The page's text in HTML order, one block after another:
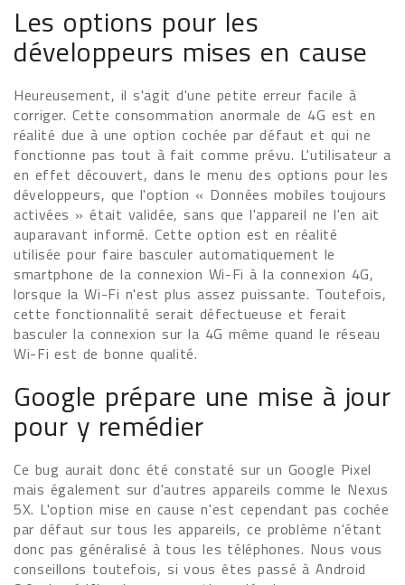
Les options pour les
développeurs mises en cause
Heureusement, il s'agit d'une petite erreur facile à
corriger. Cette consommation anormale de 4G est en
réalité due à une option cochée par défaut et qui ne
fonctionne pas tout à fait comme prévu. L'utilisateur a
en effet découvert, dans le menu des options pour les
développeurs, que l'option « Données mobiles toujours
activées » était validée, sans que l'appareil ne l'en ait
auparavant informé. Cette option est en réalité
utilisée pour faire basculer automatiquement le
smartphone de la connexion Wi-Fi à la connexion 4G,
lorsque la Wi-Fi n'est plus assez puissante. Toutefois,
cette fonctionnalité serait défectueuse et ferait
basculer la connexion sur la 4G même quand le réseau
Wi-Fi est de bonne qualité.
Google prépare une mise à jour
pour y remédier
Ce bug aurait donc été constaté sur un Google Pixel
mais également sur d'autres appareils comme le Nexus
5X. L'option mise en cause n'est cependant pas cochée
par défaut sur tous les appareils, ce problème n'étant
donc pas généralisé à tous les téléphones. Nous vous
conseillons toutefois, si vous êtes passé à Android